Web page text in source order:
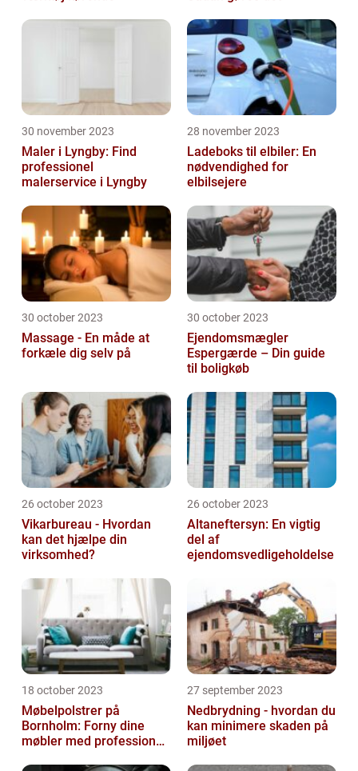
30 november 2023
Maler i Lyngby: Find
professionel
malerservice i Lyngby
28 november 2023
Ladeboks til elbiler: En
nødvendighed for
elbilsejere
30 october 2023
Massage - En måde at
forkæle dig selv på
30 october 2023
Ejendomsmægler
Espergærde – Din guide
til boligkøb
26 october 2023
Vikarbureau - Hvordan
kan det hjælpe din
virksomhed?
26 october 2023
Altaneftersyn: En vigtig
del af
ejendomsvedligeholdelse
18 october 2023
Møbelpolstrer på
Bornholm: Forny dine
møbler med professionel
27 september 2023
Nedbrydning - hvordan du
kan minimere skaden på
miljøet